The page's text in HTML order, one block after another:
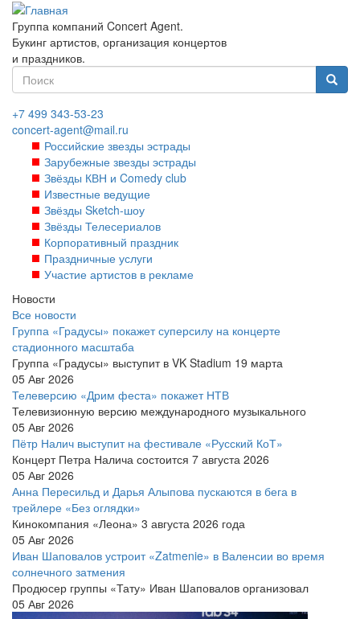
Перейти
основному
содержанию
Группа компаний Concert Agent.
Букинг артистов, организация концертов
и праздников.
Форма
поиска
+7 499 343-53-23
concert-agent@mail.ru
Российские звезды эстрады
Зарубежные звезды эстрады
Звёзды КВН и Comedy club
Известные ведущие
Звёзды Sketch-шоу
Звёзды Телесериалов
Корпоративный праздник
Праздничные услуги
Участие артистов в рекламе
Новости
Все новости
Группа «Градусы» покажет суперсилу на концерте
стадионного масштаба
Группа «Градусы» выступит в VK Stadium 19 марта
05 Авг 2026
Телеверсию «Дрим феста» покажет НТВ
Телевизионную версию международного музыкального
05 Авг 2026
Пётр Налич выступит на фестивале «Русский КоТ»
Концерт Петра Налича состоится 7 августа 2026
05 Авг 2026
Анна Пересильд и Дарья Алыпова пускаются в бега в
трейлере «Без оглядки»
Кинокомпания «Леона» 3 августа 2026 года
05 Авг 2026
Иван Шаповалов устроит «Zatmenie» в Валенсии во время
солнечного затмения
Продюсер группы «Тату» Иван Шаповалов организовал
05 Авг 2026